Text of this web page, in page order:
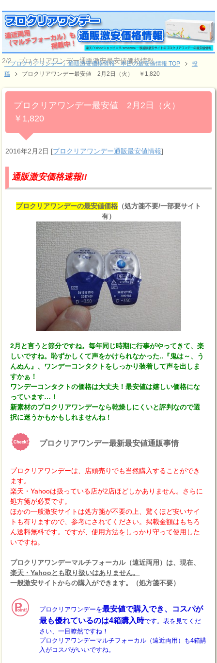
2/2 プロクリアワンデー通販激安最安値価格情報
『プロクリアワンデー』通販激安価格情報 本日の最安値情報 TOP
投
稿
プロクリアワンデー最安値 2月2日（火） ￥1,820
プロクリアワンデー最安値 2月2日（火）
￥1,820
2016年2月2日 [プロクリアワンデー通販最安値情報]
価格速報!!
プロクリアワンデーの最安値価格（処方箋不要/一部要サイト
有）
2月と言うと節分ですね。毎年同じ時期に行事がやってきて、楽
しいですね。恥ずかしくて声をかけられなかった..『鬼は～、う
んぬん』、ワンデーコンタクトをしっかり装着して声を出しま
すかぁ！
ワンデーコンタクトの価格は大丈夫！最安値は嬉しい価格にな
っています…！
新素材のプロクリアワンデーなら乾燥しにくいと評判なので選
択に迷うかもかもしれませんね！
プロクリアワンデー最新最安値通販事情
プロクリアワンデーは、店頭売りでも当然購入することができ
ます。
楽天・Yahooは扱っている店が2店ほどしかありません。さらに
処方箋が必要です。
ほかの一般激安サイトは処方箋が不要の上、驚くほど安いサイ
トも有りますので、参考にされてください。掲載金額はもちろ
ん送料無料です。ですが、使用方法をしっかり守って使用した
いですね。
プロクリアワンデーマルチフォーカル（遠近両用）は、現在、
楽天・Yahooとも取り扱いはありません。
一般激安サイトからの購入ができます。（処方箋不要）
プロクリアワンデーを最安値で購入でき、コスパが
最も優れているのは4箱購入時です。表を見てくだ
さい、一目瞭然ですね！
プロクリアワンデーマルチフォーカル（遠近両用）も4箱購
入がコスパがいいですね。